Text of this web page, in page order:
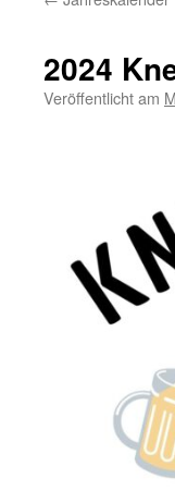
2024
Veröffentlicht am